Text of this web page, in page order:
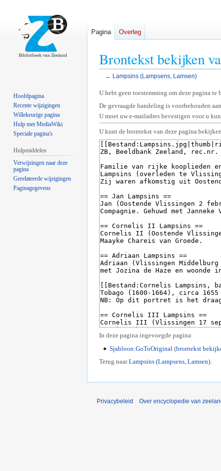
Brontekst bekijken
← Lampsins (Lampsens, Lamsen)
Naar
navigatie
springen
Naar
zoeken
springen
U hebt geen toestemming om deze pagina te
De gevraagde handeling is voorbehouden
U moet uw e-mailadres bevestigen voor u
U kunt de brontekst van deze pagina
In deze pagina ingevoegde pagina:
Sjabloon:GoToOriginal (brontekst
Terug naarLampsins (Lampsens, Lamsen).
Pagina Overleg
Hoofdpagina
Recente wijzigingen
Willekeurige pagina
Hulp met MediaWiki
Speciale pagina's
Hulpmiddelen
Verwijzingen naar deze
pagina
Gerelateerde wijzigingen
Paginagegevens
Privacybeleid Over encyclopedie van